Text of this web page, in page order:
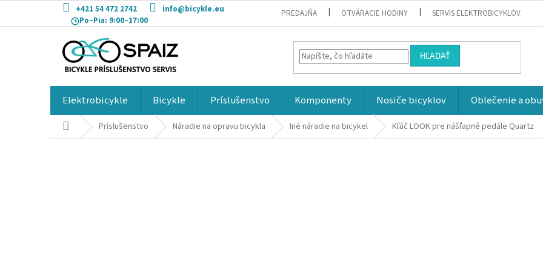
obsah
+421 54 472 2742
info@bicykle.eu
Po–Pia: 9:00–17:00
PREDAJŇA OTVÁRACIE HODINY SERVIS ELEKTROBICYKLOV
HĽADAŤ
Elektrobicykle Bicykle Príslušenstvo Komponenty Nosiče bicyklov Oblečenie a
DomovPríslušenstvo Náradie na opravu bicykla Iné náradie na bicykel Kľúč LOOK pre nášľapné pedále Quartz